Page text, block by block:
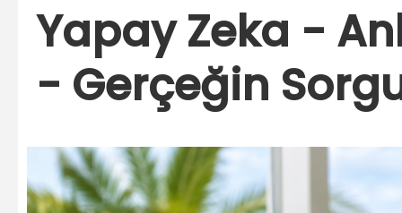
Yapay Zeka -
- Gerçeğin